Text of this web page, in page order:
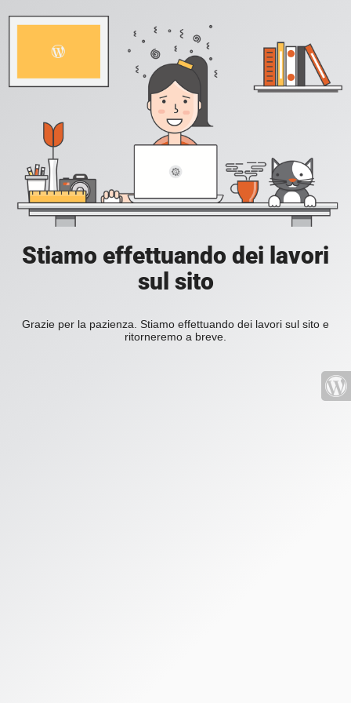
Stiamo effettuando dei lavori
sul sito
Grazie per la pazienza. Stiamo effettuando dei lavori sul sito e
ritorneremo a breve.